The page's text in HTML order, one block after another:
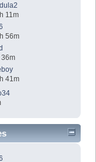
11m
56m
41m